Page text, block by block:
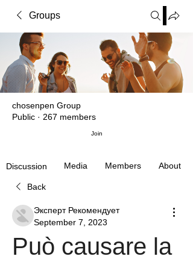
Groups
chosenpen Group
Public · 267 members
Join
Discussion Media Members About
Back
Эксперт Рекомендует
September 7, 2023
Può causare la